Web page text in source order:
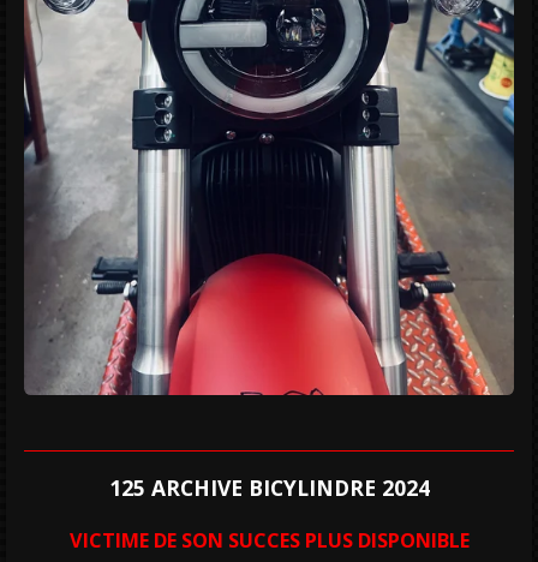
125 ARCHIVE BICYLINDRE 2024
VICTIME DE SON SUCCES PLUS DISPONIBLE